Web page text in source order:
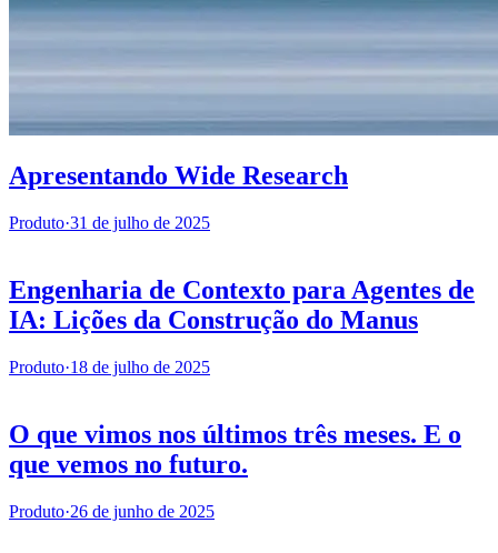
Apresentando Wide Research
Produto·31 de julho de 2025
Engenharia de Contexto para Agentes de
IA: Lições da Construção do Manus
Produto·18 de julho de 2025
O que vimos nos últimos três meses. E o
que vemos no futuro.
Produto·26 de junho de 2025